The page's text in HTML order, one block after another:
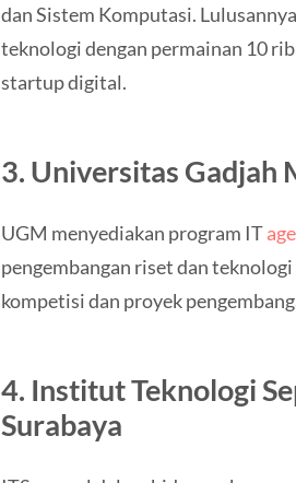
dan Sistem Komputasi.
teknologi dengan permainan 10
startup digital.
3. Universitas Gadjah
UGM menyediakan program IT
pengembangan riset dan
kompetisi dan proyek
4. Institut Teknologi
Surabaya